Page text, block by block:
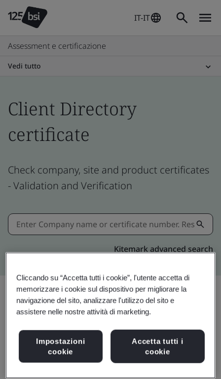
IT-IT
Assessment e certificazione
Vedi tutto
Client Directory
certificate
Check company, site and product certificates
- Validation and Verification
Kitemark advanced search
Condividi:
ISO 45001:2018
Cliccando su “Accetta tutti i cookie”, l'utente accetta di
memorizzare i cookie sul dispositivo per migliorare la
navigazione del sito, analizzare l'utilizzo del sito e
assistere nelle nostre attività di marketing.
Impostazioni
cookie
Accetta tutti i
cookie